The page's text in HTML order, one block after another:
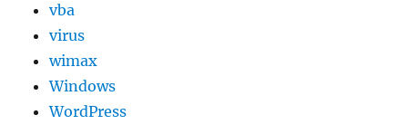
vba
virus
wimax
Windows
WordPress